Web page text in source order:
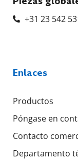
+31 23 542
Enlaces
Productos
Póngase en
Contacto
Departamento